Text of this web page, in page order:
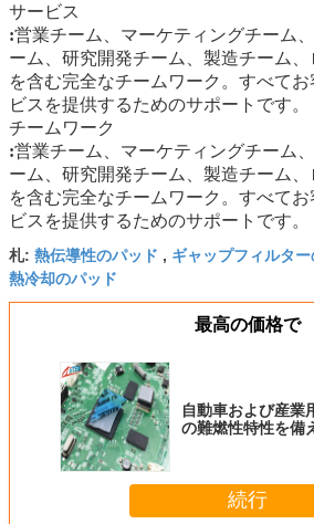
サービス
:営業チーム、マーケティングチーム
ーム、研究開発チーム、製造チーム
を含む完全なチームワーク。すべて
ビスを提供するためのサポートです。
チームワーク
:営業チーム、マーケティングチーム
ーム、研究開発チーム、製造チーム
を含む完全なチームワーク。すべて
ビスを提供するためのサポートです。
札: 熱伝導性のパッド , ギャップフィルタ
熱冷却のパッド
最高の価格で
自動車および産業
の難燃性特性を備
続行